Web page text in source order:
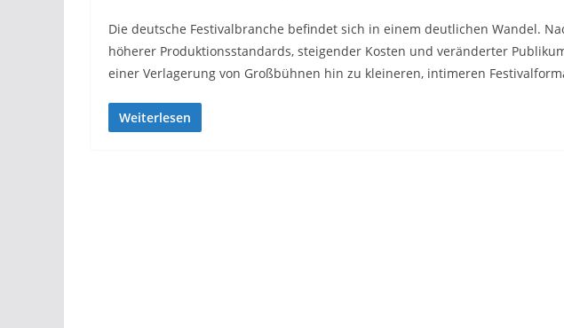
Die deutsche Festivalbranche befindet sich in einem deutlichen Wandel.
höherer Produktionsstandards, steigender Kosten und veränderter
einer Verlagerung von Großbühnen hin zu kleineren, intimeren
Weiterlesen